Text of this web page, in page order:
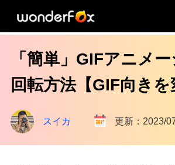
「簡単」GIFアニメ
回転方法【GIF向きを
スイカ 更新：2023/